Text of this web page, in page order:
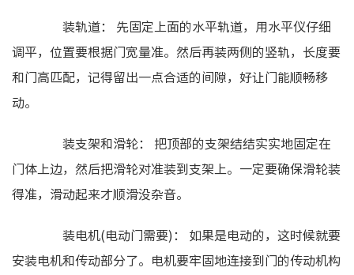
装轨道： 先固定上面的水平轨道，用水平仪仔细
调平，位置要根据门宽量准。然后再装两侧的竖轨，长度要
和门高匹配，记得留出一点合适的间隙，好让门能顺畅移
动。
装支架和滑轮： 把顶部的支架结结实实地固定在
门体上边，然后把滑轮对准装到支架上。一定要确保滑轮装
得准，滑动起来才顺滑没杂音。
装电机(电动门需要)： 如果是电动的，这时候就要
安装电机和传动部分了。电机要牢固地连接到门的传动机构